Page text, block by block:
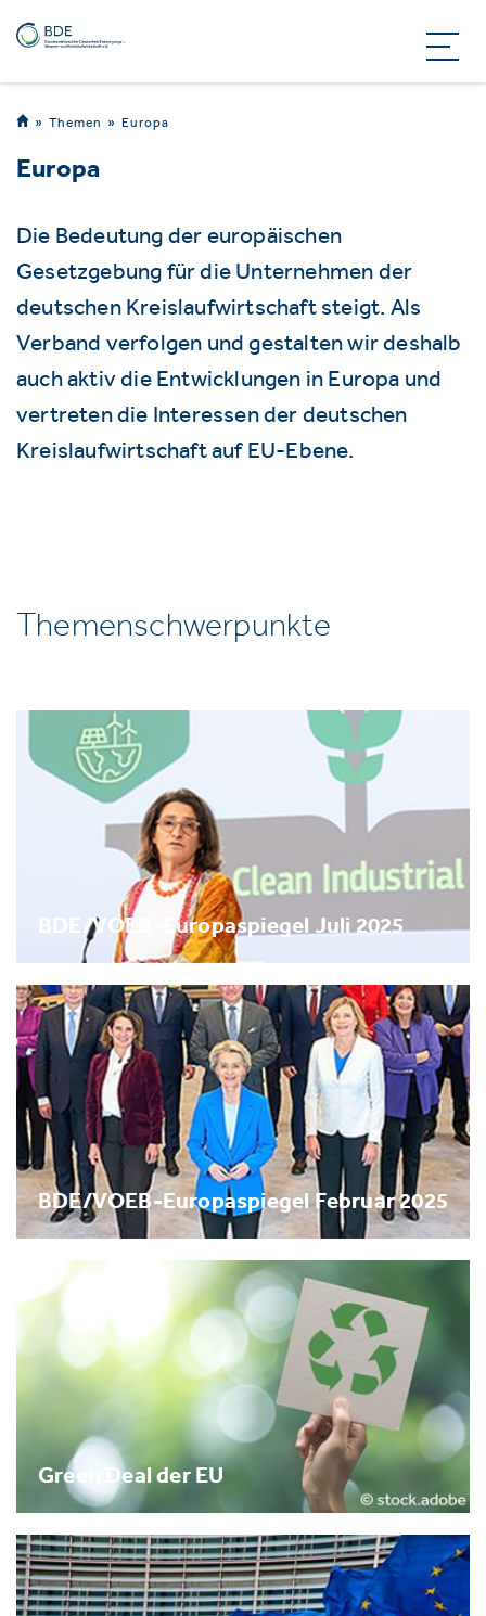
Themen Europa
Europa
Die Bedeutung der europäischen
Gesetzgebung für die Unternehmen der
deutschen Kreislaufwirtschaft steigt. Als
Verband verfolgen und gestalten wir deshalb
auch aktiv die Entwicklungen in Europa und
vertreten die Interessen der deutschen
Kreislaufwirtschaft auf EU-Ebene.
Themenschwerpunkte
BDE/VOEB-Europaspiegel Juli 2025
BDE/VOEB-Europaspiegel Februar 2025
Green Deal der EU